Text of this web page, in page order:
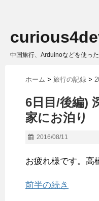
中国旅行、Arduinoなどを使っ
ホーム > 旅行の記録 >
6日目/後編)
家にお泊り
2016/08/11
お疲れ様です。高
前半の続き